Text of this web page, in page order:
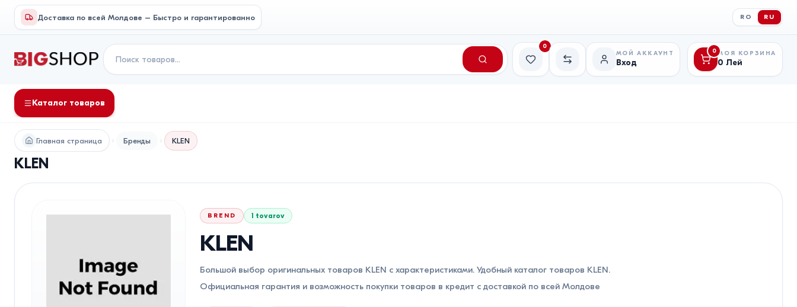
Доставка по всей Молдове – Быстро и гарантированно RO RU
Список желаний
0
Сравнение
МОЙ АККАУНТ
Вход
0 МОЯ КОРЗИНА
0 Лей
Каталог товаров
Главная страница Бренды KLEN
KLEN
BREND 1 tovarov
KLEN
Большой выбор оригинальных товаров KLEN с характеристиками. Удобный каталог товаров KLEN.
Официальная гарантия и возможность покупки товаров в кредит с доставкой по всей Молдове